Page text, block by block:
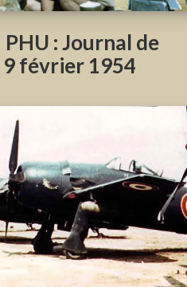
PHU : Journal de
9 février 1954